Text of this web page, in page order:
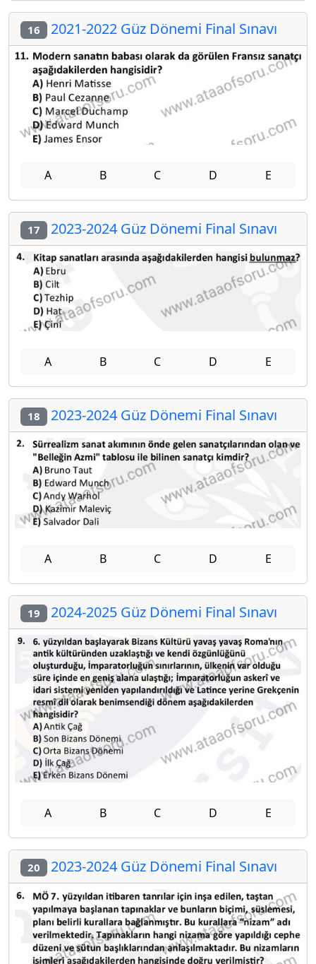
16 2021-2022 Güz Dönemi Final Sınavı
A B C D E
17 2023-2024 Güz Dönemi Final Sınavı
A B C D E
18 2023-2024 Güz Dönemi Final Sınavı
A B C D E
19 2024-2025 Güz Dönemi Final Sınavı
A B C D E
20 2023-2024 Güz Dönemi Final Sınavı